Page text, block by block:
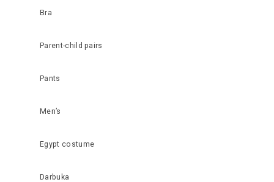
Bra
Parent-child pairs
Pants
Men’s
Egypt costume
Darbuka